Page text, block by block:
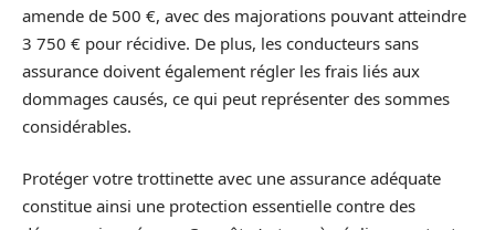
amende de 500 €, avec des majorations pouvant atteindre
3 750 € pour récidive. De plus, les conducteurs sans
assurance doivent également régler les frais liés aux
dommages causés, ce qui peut représenter des sommes
considérables.
Protéger votre trottinette avec une assurance adéquate
constitue ainsi une protection essentielle contre des